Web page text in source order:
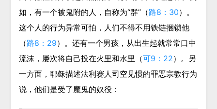
如，有一个被鬼附的人，自称为“群”（路8：30）。
这个人的行为异常可怕，人们不得不用铁链捆锁他
（路8：29）。还有一个男孩，从出生起就常常口中
流沫，屡次将自己投在火里和水里（可9：22）。另
一方面，耶稣描述法利赛人司空见惯的罪恶宗教行为
说，他们是受了魔鬼的奴役：